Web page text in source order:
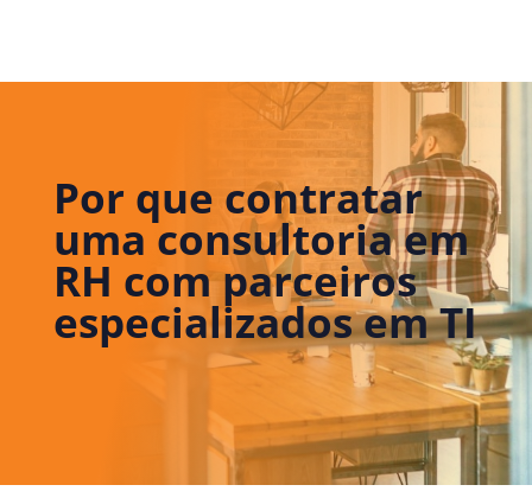
Por que contratar
uma consultoria em
RH com parceiros
especializados em TI